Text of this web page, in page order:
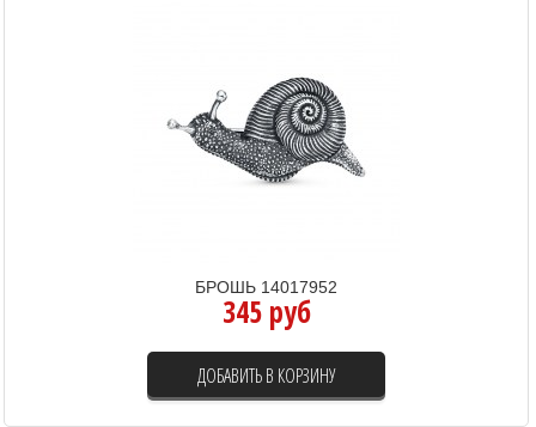
БРОШЬ 14017952
345 руб
ДОБАВИТЬ В КОРЗИНУ